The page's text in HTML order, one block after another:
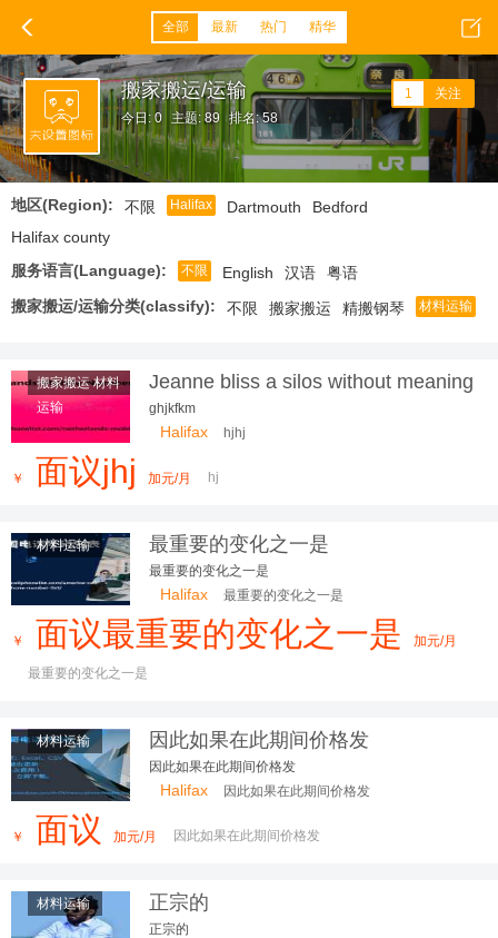
全部 最新 热门 精华
搬家搬运/运输
今日: 0 主题: 89 排名: 58
1 关注
地区(Region): 不限 Halifax Dartmouth
Bedford
Halifax county
服务语言(Language):
不限 English 汉语
粤语
搬家搬运/运输分类(classify):
不限 搬家搬运 精搬钢琴 材料运输
搬家搬运 材料
运输
Jeanne bliss a silos without meaning
a problem
ghjkfkm
Halifax hjhj
￥ 面议jhj 加元/月 hj
材料运输 最重要的变化之一是
最重要的变化之一是
Halifax 最重要的变化之一是
￥ 面议最重要的变化之一是 加元/月
最重要的变化之一是
材料运输 因此如果在此期间价格发
因此如果在此期间价格发
Halifax 因此如果在此期间价格发
￥ 面议 加元/月 因此如果在此期间价格发
材料运输 正宗的
正宗的